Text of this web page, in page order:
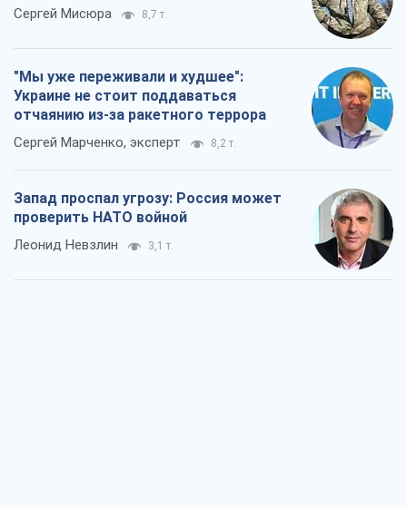
Сергей Мисюра 8,7 т.
"Мы уже переживали и худшее":
Украине не стоит поддаваться
отчаянию из-за ракетного террора
Сергей Марченко, эксперт 8,2 т.
Запад проспал угрозу: Россия может
проверить НАТО войной
Леонид Невзлин 3,1 т.